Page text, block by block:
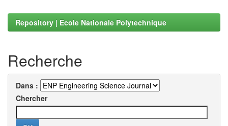
Repository | Ecole Nationale Polytechnique
Recherche
Dans :
Chercher